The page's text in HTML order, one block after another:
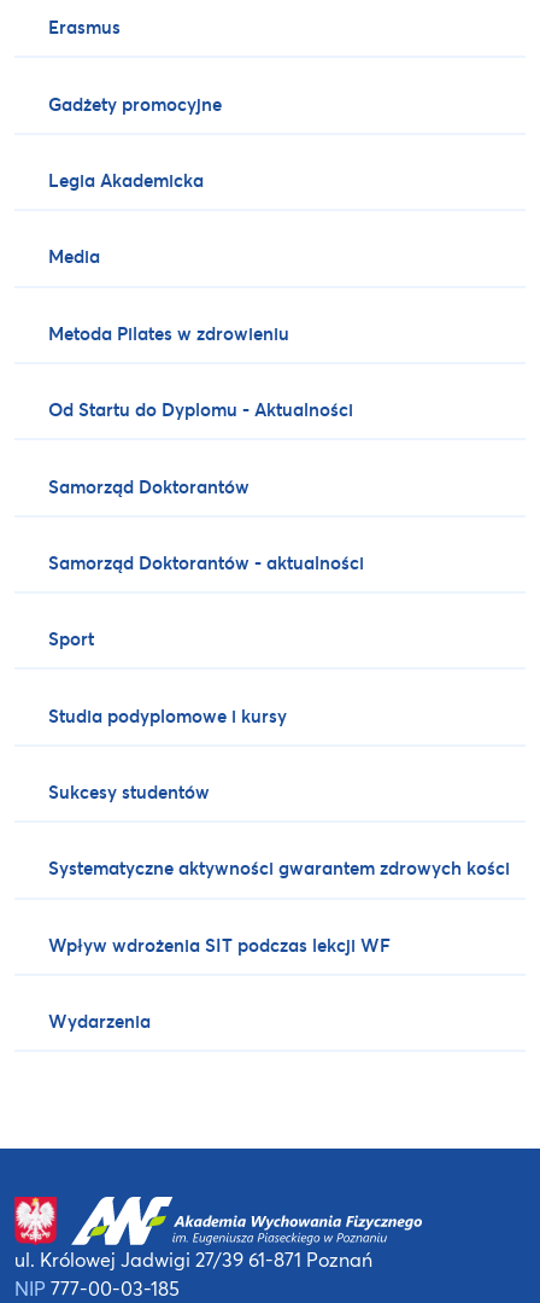
Erasmus
Gadżety promocyjne
Legia Akademicka
Media
Metoda Pilates w zdrowieniu
Od Startu do Dyplomu - Aktualności
Samorząd Doktorantów
Samorząd Doktorantów - aktualności
Sport
Studia podyplomowe i kursy
Sukcesy studentów
Systematyczne aktywności gwarantem zdrowych kości
Wpływ wdrożenia SIT podczas lekcji WF
Wydarzenia
ul. Królowej Jadwigi 27/3961-871 Poznań
NIP 777-00-03-185